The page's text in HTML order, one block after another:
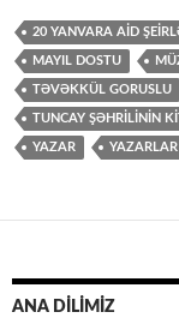
20 YANVARA AİD
MAYIL DOSTU
TƏVƏKKÜL GORUSLU
TUNCAY ŞƏHRİLİNİN
YAZAR YAZARLAR
ANA DİLİMİZ